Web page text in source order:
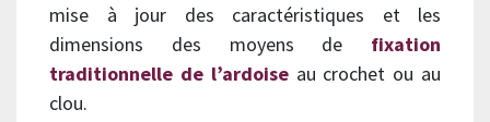
mise à jour des caractéristiques et les
dimensions des moyens de fixation
traditionnelle de l’ardoiseau crochet ou au
clou.